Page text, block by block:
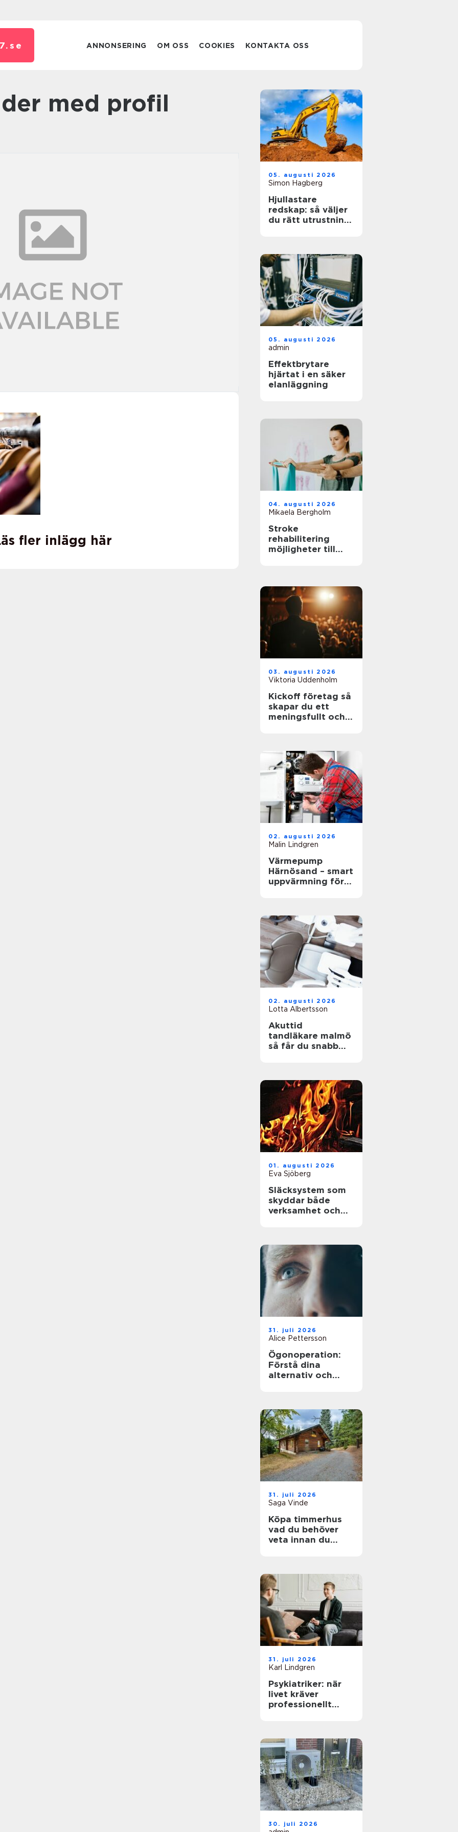
se ANNONSERING OM OSS COOKIES KONTAKTA OSS
med profil
fler inlägg här
05. augusti 2026
Simon Hagberg
Hjullastare
redskap: så väljer
du rätt utrustning
05. augusti 2026
admin
Effektbrytare
hjärtat i en säker
elanläggning
04. augusti 2026
Mikaela Bergholm
Stroke
rehabilitering
möjligheter till
03. augusti 2026
Viktoria Uddenholm
Kickoff företag så
skapar du ett
meningsfullt och
02. augusti 2026
Malin Lindgren
Värmepump
Härnösand – smart
uppvärmning för
02. augusti 2026
Lotta Albertsson
Akuttid
tandläkare malmö
så får du snabb
01. augusti 2026
Eva Sjöberg
Släcksystem som
skyddar både
verksamhet och
31. juli 2026
Alice Pettersson
Ögonoperation:
Förstå dina
alternativ och
31. juli 2026
Saga Vinde
Köpa timmerhus
vad du behöver
veta innan du
31. juli 2026
Karl Lindgren
Psykiatriker: när
livet kräver
professionellt
30. juli 2026